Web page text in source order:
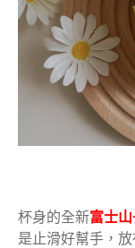
杯身的全新富士
是止滑好幫手，